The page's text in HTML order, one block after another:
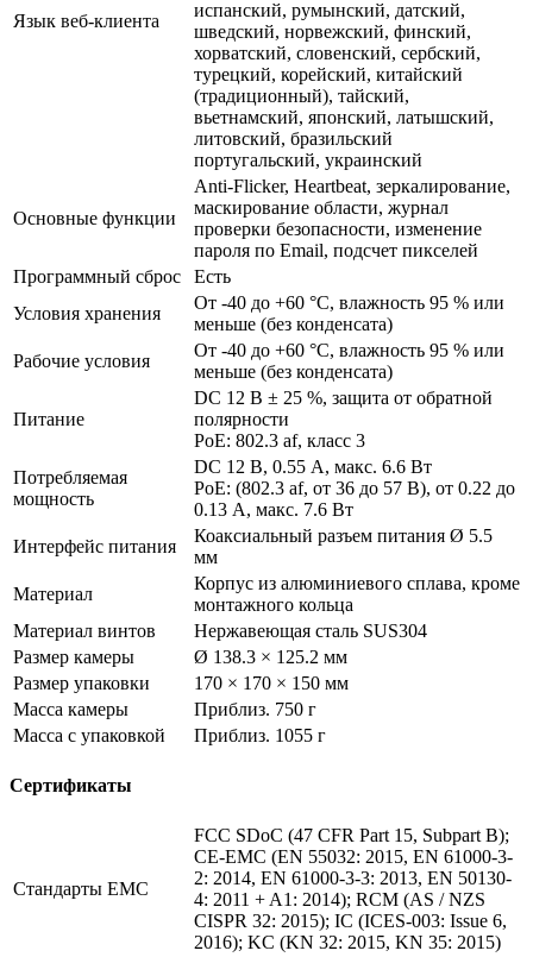
Язык веб-клиента
испанский, румынский, датский,
шведский, норвежский, финский,
хорватский, словенский, сербский,
турецкий, корейский, китайский
(традиционный), тайский,
вьетнамский, японский, латышский,
литовский, бразильский
португальский, украинский
Основные функции
Anti-Flicker, Heartbeat, зеркалирование,
маскирование области, журнал
проверки безопасности, изменение
пароля по Email, подсчет пикселей
Программный сброс
Есть
Условия хранения
От -40 до +60 °C, влажность 95 % или
меньше (без конденсата)
Рабочие условия
От -40 до +60 °C, влажность 95 % или
меньше (без конденсата)
Питание
DC 12 В ± 25 %, защита от обратной
полярности
PoE: 802.3 af, класс 3
Потребляемая
мощность
DC 12 В, 0.55 A, макс. 6.6 Вт
PoE: (802.3 af, от 36 до 57 В), от 0.22 до
0.13 A, макс. 7.6 Вт
Интерфейс питания
Коаксиальный разъем питания Ø 5.5
мм
Материал
Корпус из алюминиевого сплава, кроме
монтажного кольца
Материал винтов
Нержавеющая сталь SUS304
Размер камеры
Ø 138.3 × 125.2 мм
Размер упаковки
170 × 170 × 150 мм
Масса камеры
Приблиз. 750 г
Масса с упаковкой
Приблиз. 1055 г
Сертификаты
Стандарты EMC
FCC SDoC (47 CFR Part 15, Subpart B);
CE-EMC (EN 55032: 2015, EN 61000-3-
2: 2014, EN 61000-3-3: 2013, EN 50130-
4: 2011 + A1: 2014); RCM (AS / NZS
CISPR 32: 2015); IC (ICES-003: Issue 6,
2016); KC (KN 32: 2015, KN 35: 2015)